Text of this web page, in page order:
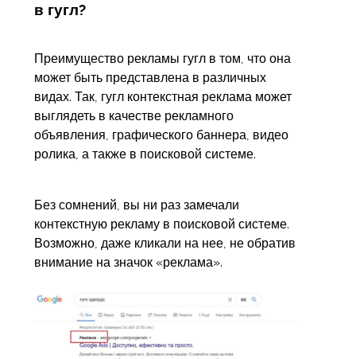
в гугл?
Преимущество рекламы гугл в том, что она
может быть представлена в различных
видах. Так, гугл контекстная реклама может
выглядеть в качестве рекламного
объявления, графического баннера, видео
ролика, а также в поисковой системе.
Без сомнений, вы ни раз замечали
контекстную рекламу в поисковой системе.
Возможно, даже кликали на нее, не обратив
внимание на значок «реклама».